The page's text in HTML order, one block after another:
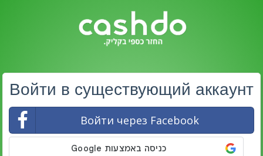
Войти в существующий аккаунт
Войти через Facebook